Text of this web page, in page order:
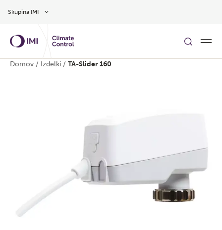
Skupina IMI
Domov / Izdelki / TA-Slider 160